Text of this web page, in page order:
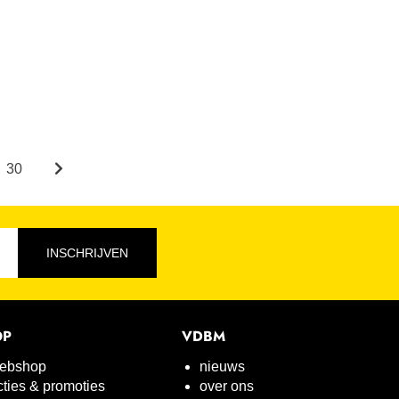
30
INSCHRIJVEN
& promoties
VDBM
nieuws
over ons